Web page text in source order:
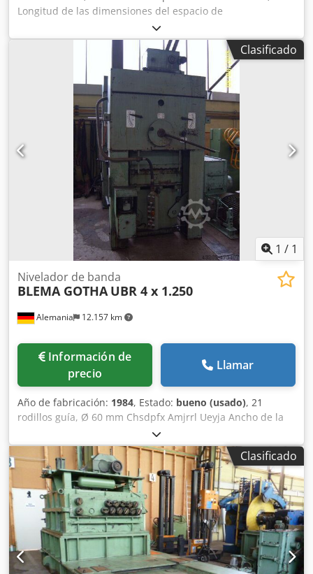
Longitud de las dimensiones del espacio de
almacenamiento: 18800 mm Chodpfx Ajiiipusmysa
Anchura de las dimensiones del espacio de
almacenamiento: 15000 mm
Clasificado
1 / 1
Alemania 12.157 km
Nivelador de banda
BLEMA GOTHA UBR 4 x 1.250
Información de
precio
Llamar
Año de fabricación: 1984, Estado: bueno (usado), 21
rodillos guía, Ø 60 mm Chsdpfx Amjrrl Ueyja Ancho de la
banda: máx. 1.250 mm Grosor de la banda: 0,6 - 4 mm
Clasificado